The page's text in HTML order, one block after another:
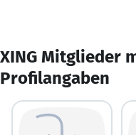
XING Mitglieder
Profilangaben